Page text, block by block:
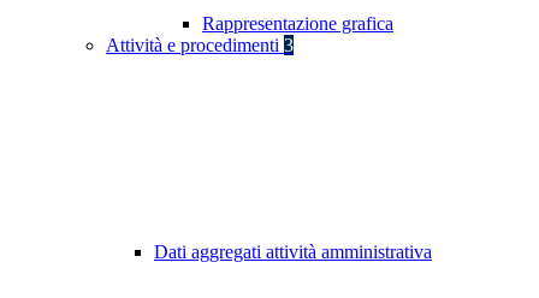
Rappresentazione grafica
Attività e procedimenti 3
Dati aggregati attività amministrativa